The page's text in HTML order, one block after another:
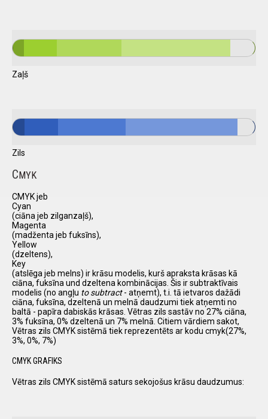
Zaļš
Zils
CMYK
CMYK jeb
Cyan
(ciāna jeb zilganzaļš),
Magenta
(madženta jeb fuksīns),
Yellow
(dzeltens),
Key
(atslēga jeb melns) ir krāsu modelis, kurš apraksta krāsas kā
ciāna, fuksīna und dzeltena kombinācijas. Šis ir subtraktīvais
modelis (no angļu to subtract- atņemt), t.i. tā ietvaros dažādi
ciāna, fuksīna, dzeltenā un melnā daudzumi tiek atņemti no
baltā - papīra dabiskās krāsas. Vētras zils sastāv no 27% ciāna,
3% fuksīna, 0% dzeltenā un 7% melnā. Citiem vārdiem sakot,
Vētras zils CMYK sistēmā tiek reprezentēts ar kodu cmyk(27%,
3%, 0%, 7%)
CMYK GRAFIKS
Vētras zils CMYK sistēmā saturs sekojošus krāsu daudzumus: